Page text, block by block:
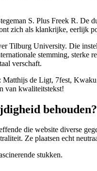
S. Plus Freek R. De
zich als klankrijke, eerlijk
Tilburg University. Die
stemming,
verschaft.
Matthijs de Ligt, 7fest,
van kwaliteitstekst!
behouden?
die website diverse
Ze plaatsen echt
stukken.